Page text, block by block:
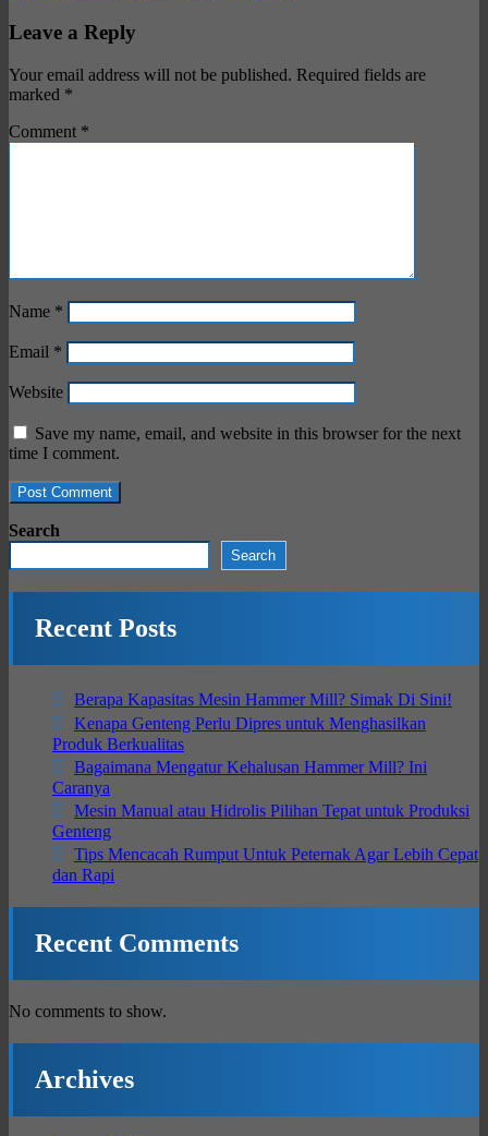
Leave a Reply
Your email address will not be published. Required fields are
marked *
Comment *
Name *
Email *
Website
Save my name, email, and website in this browser for the next
time I comment.
Search
Search
Recent Posts
Berapa Kapasitas Mesin Hammer Mill? Simak Di Sini!
Kenapa Genteng Perlu Dipres untuk Menghasilkan
Produk Berkualitas
Bagaimana Mengatur Kehalusan Hammer Mill? Ini
Caranya
Mesin Manual atau Hidrolis Pilihan Tepat untuk Produksi
Genteng
Tips Mencacah Rumput Untuk Peternak Agar Lebih Cepat
dan Rapi
Recent Comments
No comments to show.
Archives